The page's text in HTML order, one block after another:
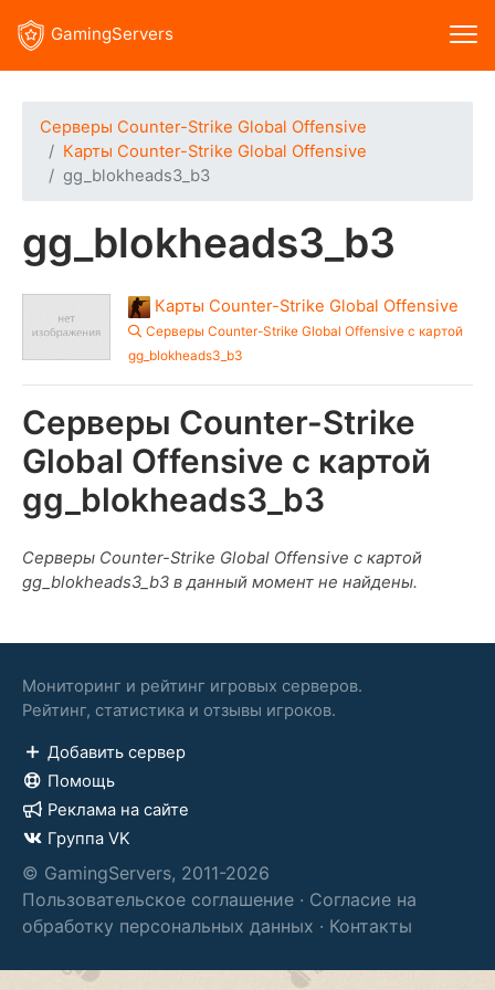
GamingServers
Серверы Counter-Strike Global Offensive
Карты Counter-Strike Global Offensive
gg_blokheads3_b3
gg_blokheads3_b3
Карты Counter-Strike Global Offensive
Серверы Counter-Strike Global Offensive с картой
gg_blokheads3_b3
Серверы Counter-Strike
Global Offensive с картой
gg_blokheads3_b3
Серверы Counter-Strike Global Offensive с картой
gg_blokheads3_b3 в данный момент не найдены.
Мониторинг и рейтинг игровых серверов.
Рейтинг, статистика и отзывы игроков.
Добавить сервер
Помощь
Реклама на сайте
Группа VK
© GamingServers, 2011-2026
Пользовательское соглашение · Согласие на
обработку персональных данных · Контакты